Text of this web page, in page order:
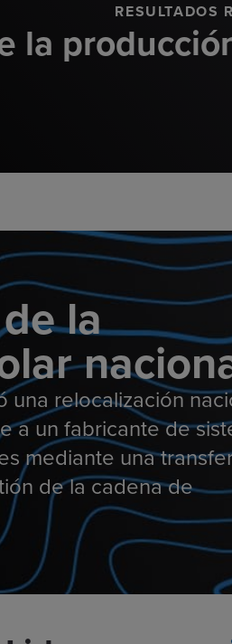
RESULTADOS
la
la
una relocalización
a un fabricante de
mediante una
de la cadena de